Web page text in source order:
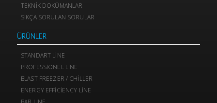
TEKNIK DOKÜMANLAR
SIKÇA SORULAN SORULAR
ÜRÜNLER
STANDART LINE
PROFESSIONEL LINE
BLAST FREEZER / CHILLER
ENERGY EFFICIENCY LINE